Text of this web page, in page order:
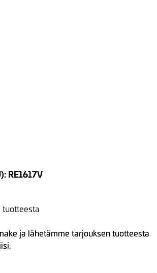
RE1617V
tuotteesta
ja lähetämme tarjouksen tuotteesta